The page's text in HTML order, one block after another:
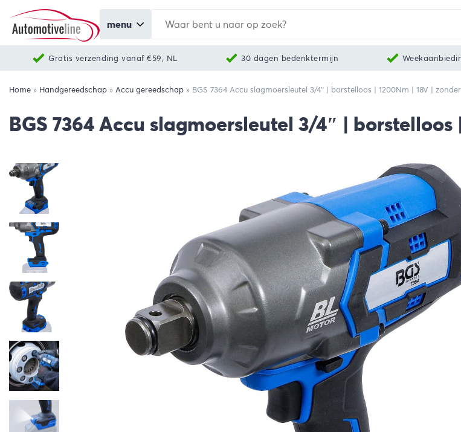
menu
Gratis verzending vanaf €59, NL 30 dagen bedenktermijn
Home » Handgereedschap » Accu gereedschap » BGS 7364 Accu slagmoersleutel 3/4″ | borstelloos | 1200Nm | 18V |
BGS 7364 Accu slagmoersleutel 3/4″ |